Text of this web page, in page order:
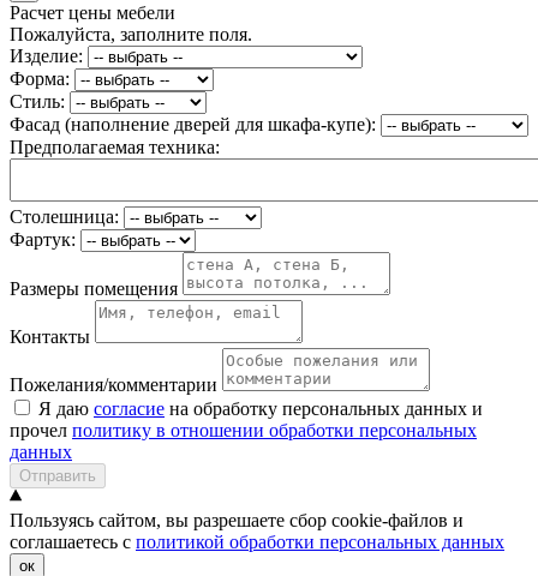
Расчет цены мебели
Пожалуйста, заполните поля.
Изделие:
Форма:
Стиль:
Фасад (наполнение дверей для шкафа-купе):
Предполагаемая техника:
Столешница:
Фартук:
Размеры помещения
Контакты
Пожелания/комментарии
Я даю согласие на обработку персональных данных и
прочел политику в отношении обработки персональных
данных
Отправить
Пользуясь сайтом, вы разрешаете сбор cookie-файлов и
соглашаетесь с политикой обработки персональных данных
ок